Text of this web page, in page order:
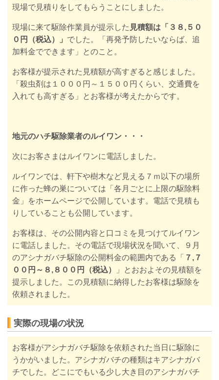
現場で見積りをしてもらうことにしました。
現場に来て駆除作業員が提示した 見積額は「３８,５０
０円（税込）」 でした。「再発予防したいならば、追
加料金でできます」とのこと。
お客様が提示された見積額が高すぎると感じました。
「殺虫剤は１０００円～１５００円くらい、交通費を
入れても高すぎる」とお客様が考えたからです。
地元のハチ駆除業者のルイワン・・・
次にお客さまはルイワンに電話しました。
ルイワンでは、 軒下や樹木など見える７ｍ以下の場所
に作った蜂の巣については「各月ごとに上限の駆除料
金」をホームページで公開しています。電話で見積も
りしていることも公開しています。
お客様は、その公開内容と口コミを見つけてルイワン
に電話しました 。その電話で現場状況 を聞いて、９月
のアシナガバチ駆除の公開料金の範囲内である「 ７,７
００円～８,８００円（税込）
」とおおよその見積額を
提示しました。この見積額に納得したお客様は駆除を
依頼されました。
実際の現場の状況
お客様がアシナガバチ駆除を依頼された当日に駆除に
うかがいました。アシナガバチの種類はキアシナガバ
チでした。どこにでもいる少し大き目のアシナガバチ